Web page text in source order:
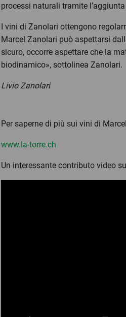
processi naturali tramite
I vini di Zanolari ottengono
Marcel Zanolari può aspettarsi
sicuro, occorre aspettare che la
biodinamico», sottolinea Zanolari.
Livio Zanolari
Per saperne di più sui vini di
www.la-torre.ch
Un interessante contributo video